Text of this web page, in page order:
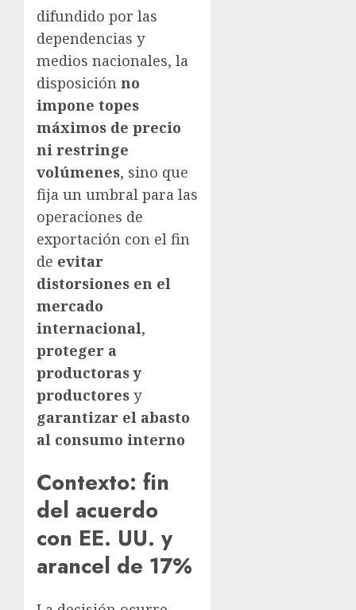
difundido por las
dependencias y
medios nacionales, la
disposición no
impone topes
máximos de precio
ni restringe
volúmenes, sino que
fija un umbral para las
operaciones de
exportación con el fin
de evitar
distorsiones en el
mercado
internacional,
proteger a
productoras y
productores y
garantizar el abasto
al consumo interno
Contexto: fin
del acuerdo
con EE. UU. y
arancel de 17%